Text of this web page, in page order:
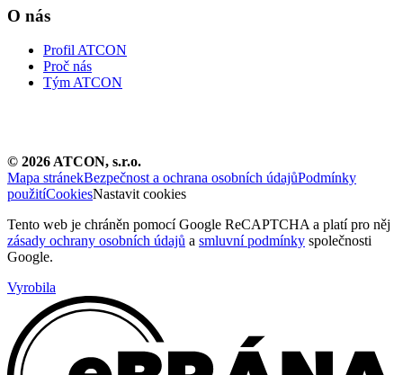
O nás
Profil ATCON
Proč nás
Tým ATCON
© 2026ATCON, s.r.o.
Mapa stránekBezpečnost a ochrana osobních údajůPodmínky
použitíCookiesNastavit cookies
Tento web je chráněn pomocí Google ReCAPTCHA a platí pro něj
zásady ochrany osobních údajů a smluvní podmínky společnosti
Google.
Vyrobila